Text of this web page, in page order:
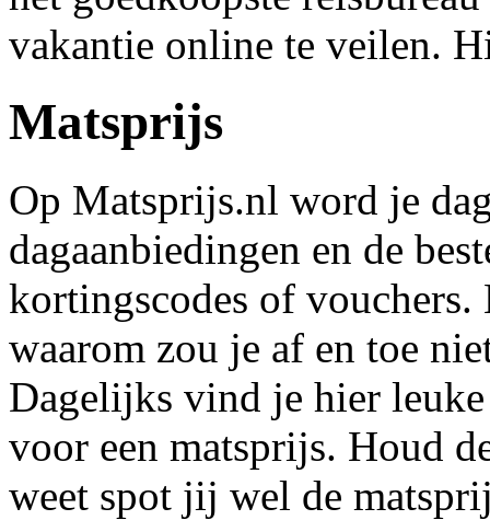
vakantie online te veilen.
Matsprijs
Op Matsprijs.nl word je
dagaanbiedingen en de
kortingscodes of
waarom zou je af en toe
Dagelijks vind je hier
voor een matsprijs. Houd
weet spot jij wel de